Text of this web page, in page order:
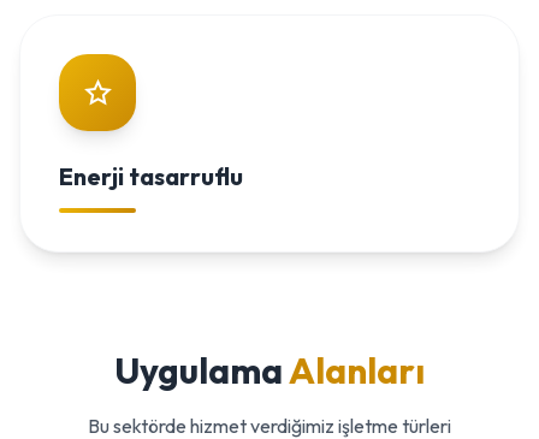
Enerji tasarruflu
UygulamaAlanları
Bu sektörde hizmet verdiğimiz işletme türleri